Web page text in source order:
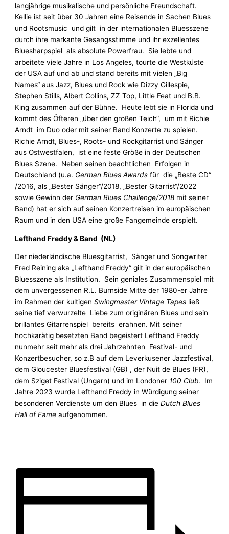
langjährige musikalische und persönliche Freundschaft.
Kellie ist seit über 30 Jahren eine Reisende in Sachen Blues
und Rootsmusic und gilt in der internationalen Bluesszene
durch ihre markante Gesangsstimme und ihr exzellentes
Bluesharpspiel als absolute Powerfrau. Sie lebte und
arbeitete viele Jahre in Los Angeles, tourte die Westküste
der USA auf und ab und stand bereits mit vielen „Big
Names“ aus Jazz, Blues und Rock wie Dizzy Gillespie,
Stephen Stills, Albert Collins, ZZ Top, Little Feat und B.B.
King zusammen auf der Bühne. Heute lebt sie in Florida und
kommt des Öfteren „über den großen Teich“, um mit Richie
Arndt im Duo oder mit seiner Band Konzerte zu spielen.
Richie Arndt, Blues-, Roots- und Rockgitarrist und Sänger
aus Ostwestfalen, ist eine feste Größe in der Deutschen
Blues Szene. Neben seinen beachtlichen Erfolgen in
Deutschland (u.a. German Blues Awards für die „Beste CD“
/2016, als „Bester Sänger“/2018, „Bester Gitarrist“/2022
sowie Gewinn der German Blues Challenge/2018 mit seiner
Band) hat er sich auf seinen Konzertreisen im europäischen
Raum und in den USA eine große Fangemeinde erspielt.
Lefthand Freddy & Band (NL)
Der niederländische Bluesgitarrist, Sänger und Songwriter
Fred Reining aka „Lefthand Freddy“ gilt in der europäischen
Bluesszene als Institution. Sein geniales Zusammenspiel mit
dem unvergessenen R.L. Burnside Mitte der 1980-er Jahre
im Rahmen der kultigenSwingmaster Vintage Tapes ließ
seine tief verwurzelte Liebe zum originären Blues und sein
brillantes Gitarrenspiel bereits erahnen. Mit seiner
hochkarätig besetzten Band begeistert Lefthand Freddy
nunmehr seit mehr als drei Jahrzehnten Festival- und
Konzertbesucher, so z.B auf dem Leverkusener Jazzfestival,
dem Gloucester Bluesfestival (GB) , der Nuit de Blues (FR),
dem Sziget Festival (Ungarn) und im Londoner 100 Club. Im
Jahre 2023 wurde Lefthand Freddy in Würdigung seiner
besonderen Verdienste um den Blues in dieDutch Blues
Hall of Fame aufgenommen.